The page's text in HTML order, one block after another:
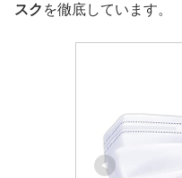
スク を徹底しています。